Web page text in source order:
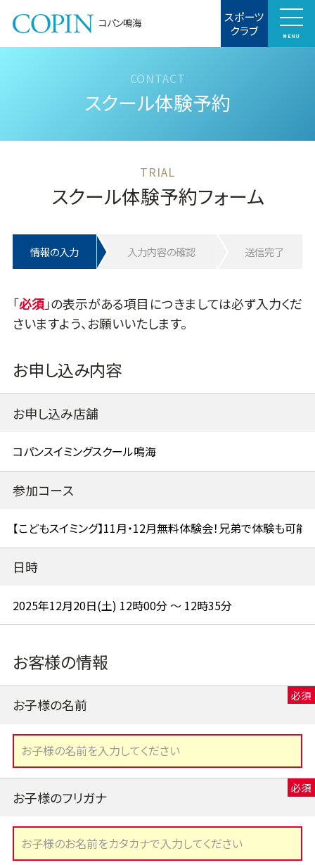
コパン鳴海 スポーツ
クラブ MENU
スクール体験予約
スクール体験予約フォーム
情報の入力 入力内容の確認 送信完了
「
」の表示がある項目につきましては必ず入力くだ
さいますよう、お願いいたします。
お申し込み内容
お申し込み店舗
参加コース
日時
お客様の情報
お子様の名前
お子様のフリガナ